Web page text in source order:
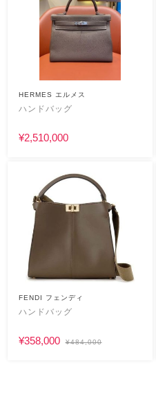
HERMES エルメス
ハンドバッグ
¥2,510,000
FENDI フェンディ
ハンドバッグ
¥358,000 ¥484,000